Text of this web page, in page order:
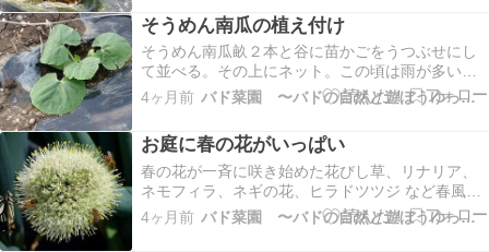
りしておいた。ナスは丸支柱、ピーマンはパイプ
と緑の支柱で。最近…
そうめん南瓜の植え付け
そうめん南瓜畝２本と谷に苗かごをうつぶせにし
て並べる。その上にネット。この頃は雨が多い。
しかもたくさん降る。夏野菜の苗が育ってどんど
ん植え付けている。おもしろ野菜のそうめん南瓜
に野菜かごを下敷きにして、その上にネットをか
ける。これで畝…
4ヶ月前 バド菜園 〜バドの自然と遊ぼうゆったり菜園らいふ〜
お庭に春の花がいっぱい
春の花が一斉に咲き始めた花びし草、リナリア、
ネモフィラ、ネギの花、ヒラドツツジ など春風に
花びらがヒラヒラと。暖かい春は心もウキウキす
るね。島倉千代子さんが歌う「私の小さな幸せの
4ヶ月前 バド菜園 〜バドの自然と遊ぼうゆったり菜園らいふ〜